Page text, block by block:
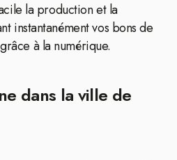
la production et la
instantanément vos bons de
à la numérique.
dans la ville de